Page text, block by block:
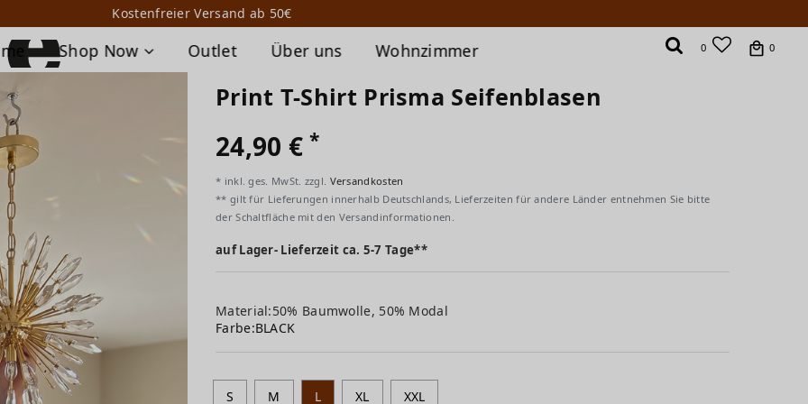
Kostenfreier Versand ab 50€
Shop Now Outlet Über uns Wohnzimmer 0 0
Print T-Shirt Prisma Seifenblasen
24,90 €*
* inkl. ges. MwSt. zzgl. Versandkosten
** gilt für Lieferungen innerhalb Deutschlands, Lieferzeiten für andere Länder entnehmen Sie bitte
der Schaltfläche mit den Versandinformationen.
auf Lager- Lieferzeit ca. 5-7 Tage**
Material:50% Baumwolle, 50% Modal
Farbe:BLACK
S M L XL XXL